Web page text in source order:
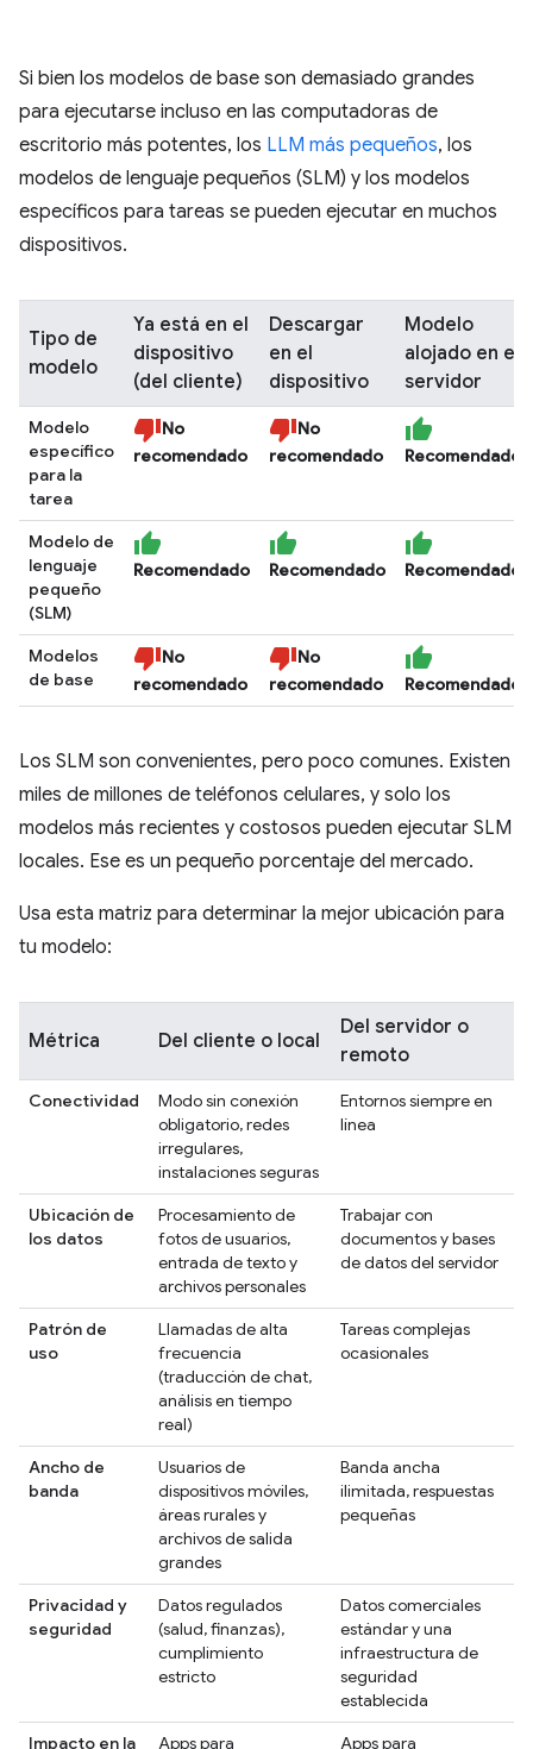
Si bien los modelos de base son demasiado grandes
para ejecutarse incluso en las computadoras de
escritorio más potentes, los LLM más pequeños, los
modelos de lenguaje pequeños (SLM) y los modelos
específicos para tareas se pueden ejecutar en muchos
dispositivos.
Tipo de
modelo
Ya está en el
dispositivo
(del cliente)
Descargar
en el
dispositivo
Modelo
alojado en el
servidor
Modelo
específico
para la
tarea
No
recomendado
No
recomendado
Recomendado
Modelo de
lenguaje
pequeño
(SLM)
Recomendado Recomendado Recomendado
Modelos
de base
No
recomendado
No
recomendado
Recomendado
Los SLM son convenientes, pero poco comunes. Existen
miles de millones de teléfonos celulares, y solo los
modelos más recientes y costosos pueden ejecutar SLM
locales. Ese es un pequeño porcentaje del mercado.
Usa esta matriz para determinar la mejor ubicación para
tu modelo:
Métrica Del cliente o local
Del servidor o
remoto
Conectividad
Modo sin conexión
obligatorio, redes
irregulares,
instalaciones seguras
Entornos siempre en
línea
Ubicación de
los datos
Procesamiento de
fotos de usuarios,
entrada de texto y
archivos personales
Trabajar con
documentos y bases
de datos del servidor
Patrón de
uso
Llamadas de alta
frecuencia
(traducción de chat,
análisis en tiempo
real)
Tareas complejas
ocasionales
Ancho de
banda
Usuarios de
dispositivos móviles,
áreas rurales y
archivos de salida
grandes
Banda ancha
ilimitada, respuestas
pequeñas
Privacidad y
seguridad
Datos regulados
(salud, finanzas),
cumplimiento
estricto
Datos comerciales
estándar y una
infraestructura de
seguridad
establecida
Impacto en la
Apps para
Apps para